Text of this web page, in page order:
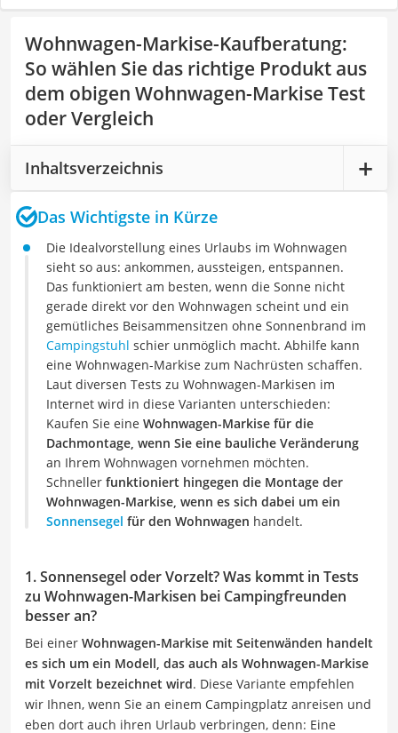
Wohnwagen-Markise-Kaufberatung:
So wählen Sie das richtige Produkt aus
dem obigen Wohnwagen-Markise Test
oder Vergleich
Inhaltsverzeichnis
Das Wichtigste in Kürze
Die Idealvorstellung eines Urlaubs im Wohnwagen
sieht so aus: ankommen, aussteigen, entspannen.
Das funktioniert am besten, wenn die Sonne nicht
gerade direkt vor den Wohnwagen scheint und ein
gemütliches Beisammensitzen ohne Sonnenbrand im
Campingstuhl schier unmöglich macht. Abhilfe kann
eine Wohnwagen-Markise zum Nachrüsten schaffen.
Laut diversen Tests zu Wohnwagen-Markisen im
Internet wird in diese Varianten unterschieden:
Kaufen Sie eine Wohnwagen-Markise für die
Dachmontage, wenn Sie eine bauliche Veränderung
an Ihrem Wohnwagen vornehmen möchten.
Schneller funktioniert hingegen die Montage der
Wohnwagen-Markise, wenn es sich dabei um ein
Sonnensegel für den Wohnwagen handelt.
1. Sonnensegel oder Vorzelt? Was kommt in Tests
zu Wohnwagen-Markisen bei Campingfreunden
besser an?
Bei einer Wohnwagen-Markise mit Seitenwänden handelt
es sich um ein Modell, das auch als Wohnwagen-Markise
mit Vorzelt bezeichnet wird. Diese Variante empfehlen
wir Ihnen, wenn Sie an einem Campingplatz anreisen und
eben dort auch ihren Urlaub verbringen, denn: Eine